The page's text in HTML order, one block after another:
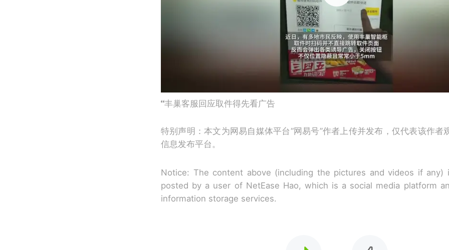
丰巢客服回应取件得先看广告
特别声明：本文为网易自媒体平台“网易号”作者上传并发布，仅代表该作者
信息发布平台。
Notice: The content above (including the pictures and videos if any)
posted by a user of NetEase Hao, which is a social media platform
information storage services.